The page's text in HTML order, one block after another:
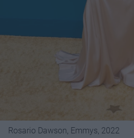
Rosario Dawson, Emmys, 2022